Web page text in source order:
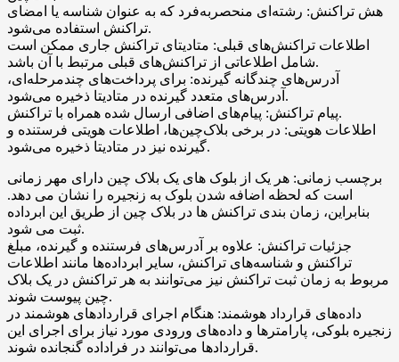
هش تراکنش: رشته‌ای منحصربه‌فرد که به عنوان شناسه یا امضای
تراکنش استفاده می‌شود.
اطلاعات تراکنش‌های قبلی: متادیتای تراکنش جاری ممکن است
شامل اطلاعاتی از تراکنش‌های قبلی مرتبط با آن باشد.
آدرس‌های چندگانه گیرنده: برای پرداخت‌های چندمرحله‌ای،
آدرس‌های متعدد گیرنده در متادیتا ذخیره می‌شود.
پیام تراکنش: پیام‌های اضافی ارسال شده همراه با تراکنش.
اطلاعات هویتی: در برخی بلاک‌چین‌ها، اطلاعات هویتی فرستنده و
گیرنده نیز در متادیتا ذخیره می‌شود.
برچسب زمانی: هر یک از بلوک های یک بلاک چین دارای مهر زمانی
است که لحظه اضافه شدن بلوک به زنجیره را نشان می دهد.
بنابراین، زمان بندی تراکنش ها در بلاک چین از طریق این ابرداده
ثبت می شود.
جزئیات تراکنش: علاوه بر آدرس‌های فرستنده و گیرنده، مبلغ
تراکنش و شناسه‌های تراکنش، سایر ابرداده‌ها مانند اطلاعات
مربوط به زمان ثبت تراکنش نیز می‌توانند به هر تراکنش در یک بلاک
چین پیوست شوند.
داده‌های قرارداد هوشمند: هنگام اجرای قراردادهای هوشمند در
زنجیره بلوکی، پارامترها و داده‌های ورودی مورد نیاز برای اجرای این
قراردادها می‌توانند در فراداده گنجانده شوند.